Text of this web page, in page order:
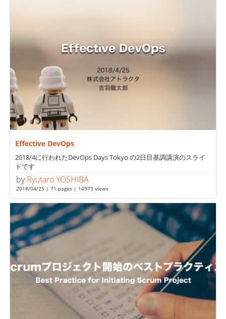
Effective DevOps
2018/4に行われたDevOps Days Tokyo の2日目基調講演のスライ
ドです
byRyutaro YOSHIBA
2018/04/25 | 71 pages | 14973 views